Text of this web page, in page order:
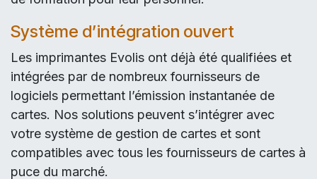
Système d’intégration ouvert
Les imprimantes Evolis ont déjà été qualifiées et
intégrées par de nombreux fournisseurs de
logiciels permettant l’émission instantanée de
cartes. Nos solutions peuvent s’intégrer avec
votre système de gestion de cartes et sont
compatibles avec tous les fournisseurs de cartes à
puce du marché.